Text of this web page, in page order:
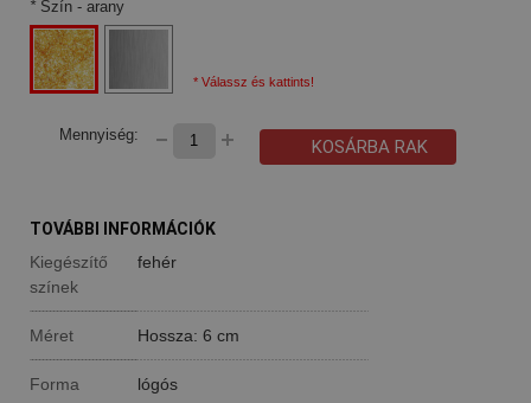
* Szín - arany
* Válassz és kattints!
Mennyiség:
KOSÁRBA RAK
TOVÁBBI INFORMÁCIÓK
Kiegészítő
színek
fehér
Méret Hossza: 6 cm
Forma lógós